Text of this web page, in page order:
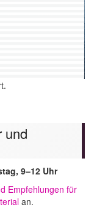
und
9–12 Uhr
Empfehlungen für
an.